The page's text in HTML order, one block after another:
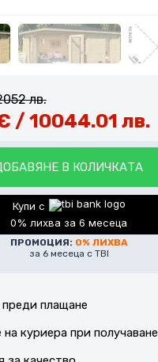
лв.
/ 10044.01 лв.
В КОЛИЧКАТА
Купи с
0% лихва за 6 месеца
ПРОМОЦИЯ: 0% ЛИХВА
за 6 месеца с TBI
плащане
куриера при получаване